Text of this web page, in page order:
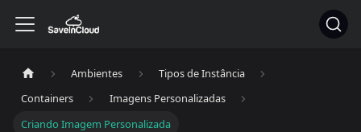
Ambientes
Tipos de Instância
Containers
Imagens Personalizadas
Criando Imagem Personalizada